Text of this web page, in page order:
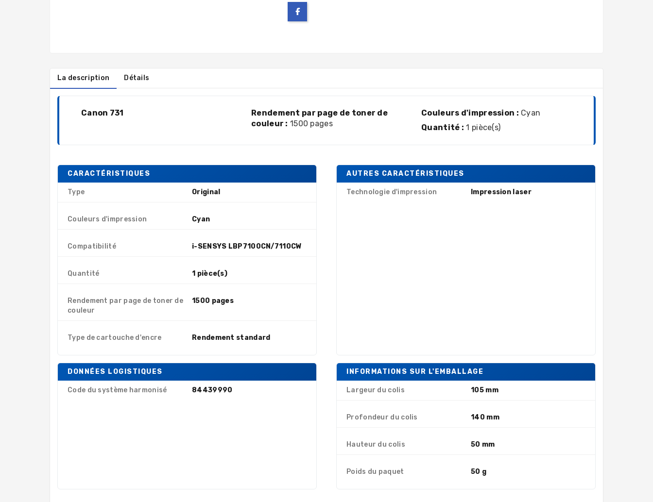
La description Détails
Canon 731
Rendement par page de toner de
couleur : 1500 pages
Couleurs d'impression : Cyan
Quantité : 1 pièce(s)
CARACTÉRISTIQUES
Type Original
Couleurs d'impression Cyan
Compatibilité i-SENSYS LBP7100CN/7110CW
Quantité 1 pièce(s)
Rendement par page de toner de
couleur
1500 pages
Type de cartouche d'encre Rendement standard
AUTRES CARACTÉRISTIQUES
Technologie d'impression Impression laser
DONNÉES LOGISTIQUES
Code du système harmonisé 84439990
INFORMATIONS SUR L'EMBALLAGE
Largeur du colis 105 mm
Profondeur du colis 140 mm
Hauteur du colis 50 mm
Poids du paquet 50 g